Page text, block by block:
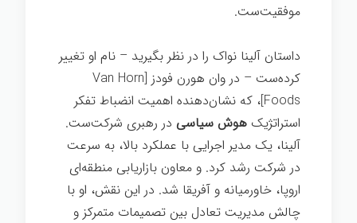
موفقیت‌ست.
داستان آلینا نواک را در نظر بگیرید – نام او تغییر
کرده‌ست – در وان هورن فودز [Van Horn
Foods]، که نشان‌دهنده اهمیت انضباط تفکر
استراتژیک هوش سیاسی در رهبری شرکت‌ست.
آلینا، یک مدیر اجرایی با عملکرد بالا، به سرعت
در شرکت رشد کرد. و معاون بازاریابی منطقه‌ای
اروپا، خاورمیانه و آفریقا شد. در این نقش، او با
چالش مدیریت تعادل بین تصمیمات متمرکز و